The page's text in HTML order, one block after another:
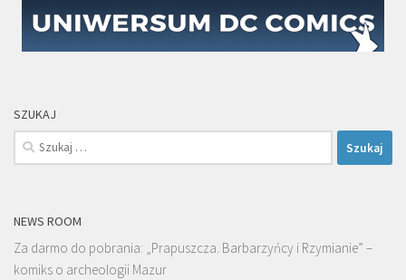
SZUKAJ
Szukaj:
NEWS ROOM
Za darmo do pobrania: „Prapuszcza. Barbarzyńcy i Rzymianie” –
komiks o archeologii Mazur